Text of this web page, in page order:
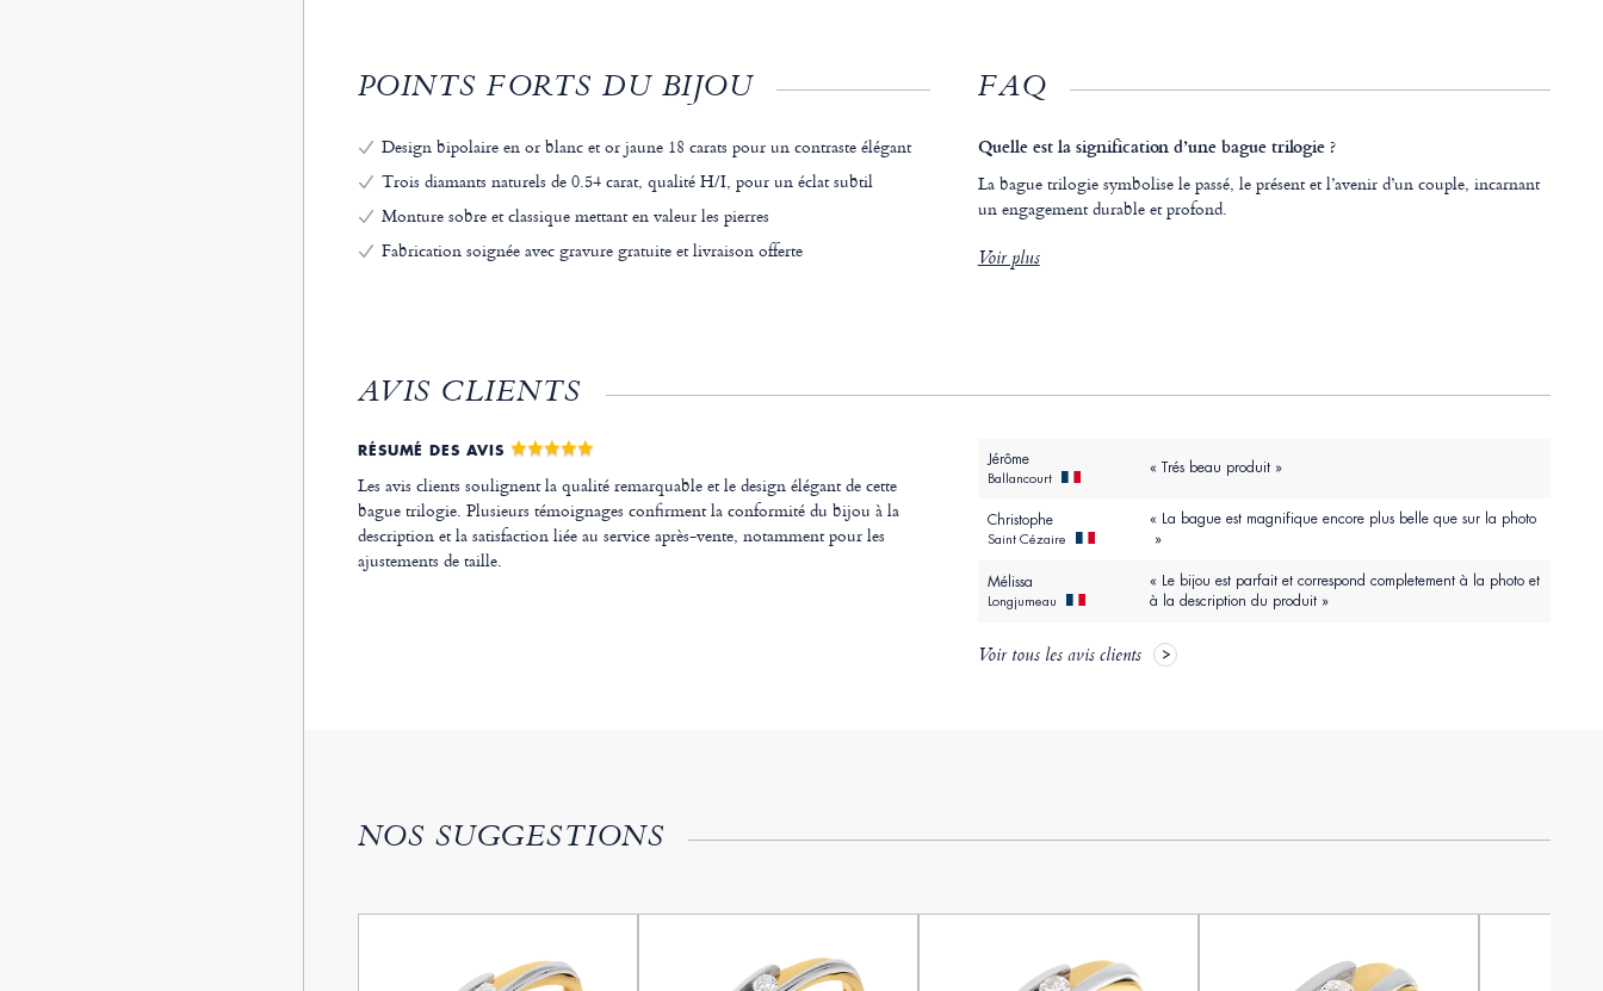
POINTS FORTS DU BIJOU
Design bipolaire en or blanc et or jaune 18 carats pour un contraste élégant
Trois diamants naturels de 0.54 carat, qualité H/I, pour un éclat subtil
Monture sobre et classique mettant en valeur les pierres
Fabrication soignée avec gravure gratuite et livraison offerte
FAQ
Quelle est la signification d’une bague trilogie ?
La bague trilogie symbolise le passé, le présent et l’avenir d’un couple, incarnant
un engagement durable et profond.
Voir plus
AVIS CLIENTS
RÉSUMÉ DES AVIS
Les avis clients soulignent la qualité remarquable et le design élégant de cette
bague trilogie. Plusieurs témoignages confirment la conformité du bijou à la
description et la satisfaction liée au service après-vente, notamment pour les
ajustements de taille.
Jérôme
Ballancourt
« Trés beau produit »
Christophe
Saint Cézaire
« La bague est magnifique encore plus belle que sur la photo
»
Mélissa
Longjumeau
« Le bijou est parfait et correspond completement à la photo et
à la description du produit »
Voir tous les avis clients
NOS SUGGESTIONS